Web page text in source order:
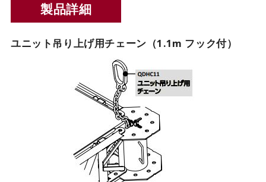
レンタル
EN
見積依頼・
カタログダウンロード
製品詳細
ユニット吊り上げ用チェーン（1.1m フック付）